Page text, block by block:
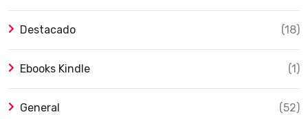
Destacado (18)
Ebooks Kindle (1)
General (52)